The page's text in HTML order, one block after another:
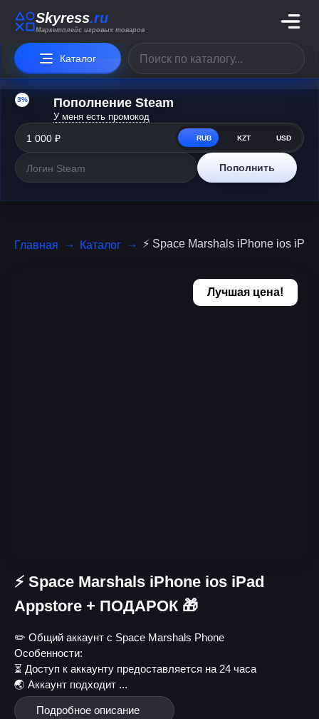
Skyress.ru
Маркетплейс игровых товаров
Каталог
3% Пополнение Steam
У меня есть промокод
RUB KZT USD
Пополнить
Главная Каталог ⚡️ Space Marshals iPhone ios
Лучшая цена!
⚡️ Space Marshals iPhone ios iPad
Appstore + ПОДАРОК 🎁
✏️ Общий аккаунт с Space Marshal‪s Phone
Особенности:
⏳ Доступ к аккаунту предоставляется на 24 часа
🌏 Аккаунт подходит ...
Подробное описание